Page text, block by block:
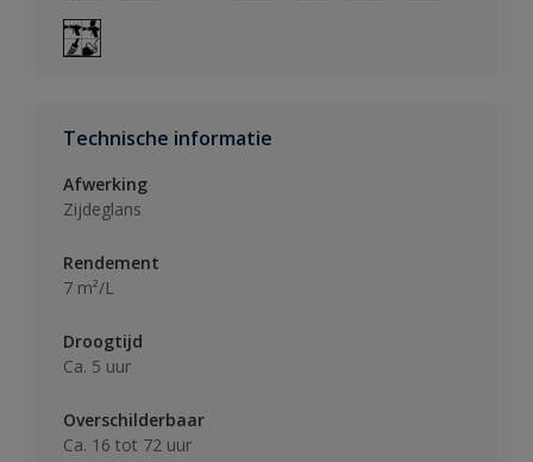
Technische informatie
Afwerking
Zijdeglans
Rendement
7 m²/L
Droogtijd
Ca. 5 uur
Overschilderbaar
Ca. 16 tot 72 uur